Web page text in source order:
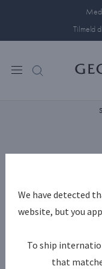
Tilmeld
We have detected
website, but you
To ship
that
We have detected
website, but you
To ship
that